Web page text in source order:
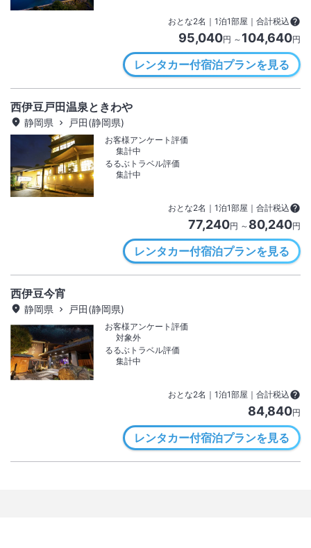
おとな2名 ｜ 1泊1部屋｜合計税込
95,040円 ～ 104,640円
レンタカー付宿泊プランを見る
西伊豆戸田温泉ときわや
静岡県 戸田(静岡県)
お客様アンケート評価
集計中
るるぶトラベル評価
集計中
おとな2名 ｜ 1泊1部屋｜合計税込
77,240円 ～ 80,240円
レンタカー付宿泊プランを見る
西伊豆今宵
静岡県 戸田(静岡県)
お客様アンケート評価
対象外
るるぶトラベル評価
集計中
おとな2名 ｜ 1泊1部屋｜合計税込
84,840円
レンタカー付宿泊プランを見る